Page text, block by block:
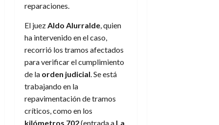
reparaciones.
El juez Aldo Alurralde , quien
ha intervenido en el caso,
recorrió los tramos afectados
para verificar el cumplimiento
de la orden judicial . Se está
trabajando en la
repavimentación de tramos
críticos, como en los
kilómetros 702(entrada a La